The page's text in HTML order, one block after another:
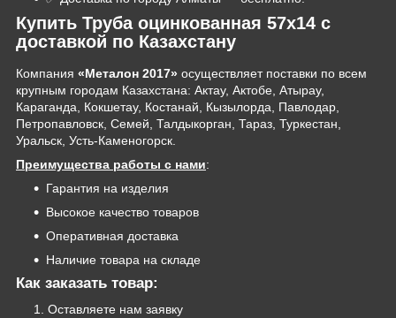
Купить Труба оцинкованная 57х14 с
доставкой по Казахстану
Компания «Металон 2017» осуществляет поставки по всем
крупным городам Казахстана: Актау, Актобе, Атырау,
Караганда, Кокшетау, Костанай, Кызылорда, Павлодар,
Петропавловск, Семей, Талдыкорган, Тараз, Туркестан,
Уральск, Усть-Каменогорск.
Преимущества работы с нами:
Гарантия на изделия
Высокое качество товаров
Оперативная доставка
Наличие товара на складе
Как заказать товар:
Оставляете нам заявку